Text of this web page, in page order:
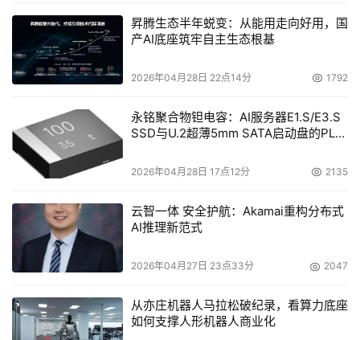
昇腾生态半年蜕变：从能用走向好用，国
产AI底座筑牢自主生态根基
2026年04月28日 22点14分 1792
永铭聚合物钽电容：AI服务器E1.S/E3.S
SSD与U.2超薄5mm SATA启动盘的PLP
2026年04月28日 17点12分 2135
云智一体 安全护航：Akamai重构分布式
AI推理新范式
2026年04月27日 23点33分 2047
从亦庄机器人马拉松破纪录，看算力底座
如何支撑人形机器人商业化